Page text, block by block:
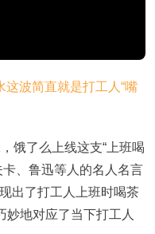
饿了么上线这支“上班喝
、鲁迅等人的名人名言
出了打工人上班时喝茶
妙地对应了当下打工人